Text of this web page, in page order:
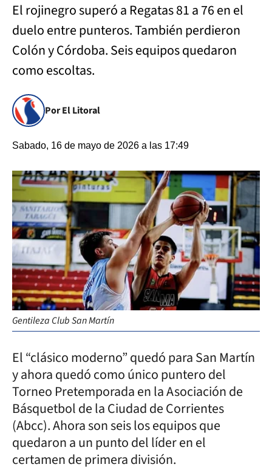
El rojinegro superó a Regatas 81 a 76 en el
duelo entre punteros. También perdieron
Colón y Córdoba. Seis equipos quedaron
como escoltas.
Por El Litoral
Sabado, 16 de mayo de 2026 a las 17:49
Gentileza Club San Martín
El “clásico moderno” quedó para San Martín
y ahora quedó como único puntero del
Torneo Pretemporada en la Asociación de
Básquetbol de la Ciudad de Corrientes
(Abcc). Ahora son seis los equipos que
quedaron a un punto del líder en el
certamen de primera división.